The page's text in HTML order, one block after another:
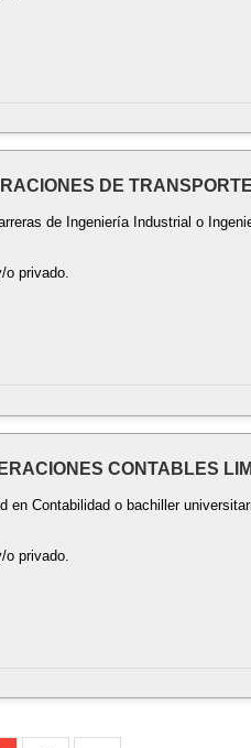
DE
de Ingeniería Industrial o
o privado.
CONTABLES
Contabilidad o bachiller
privado.